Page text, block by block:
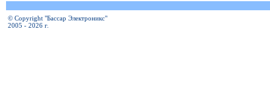
© Copyright "Бассар Электроникс"
2005 - 2026 г.